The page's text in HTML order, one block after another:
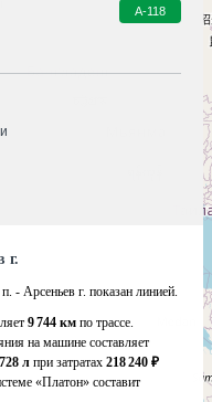
А-118
г.
- Арсеньев г. показан линией.
9 744 км по трассе.
на машине составляет
л при затратах 218 240 ₽
«Платон» составит